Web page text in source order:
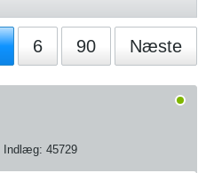
6 90 Næste
Indlæg: 45729